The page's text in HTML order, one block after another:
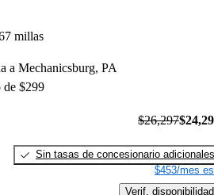
millas
a Mechanicsburg, PA
$299
$26,297
Sin tasas de concesionario adicionales
$453/mes
Verif. disponibilidad